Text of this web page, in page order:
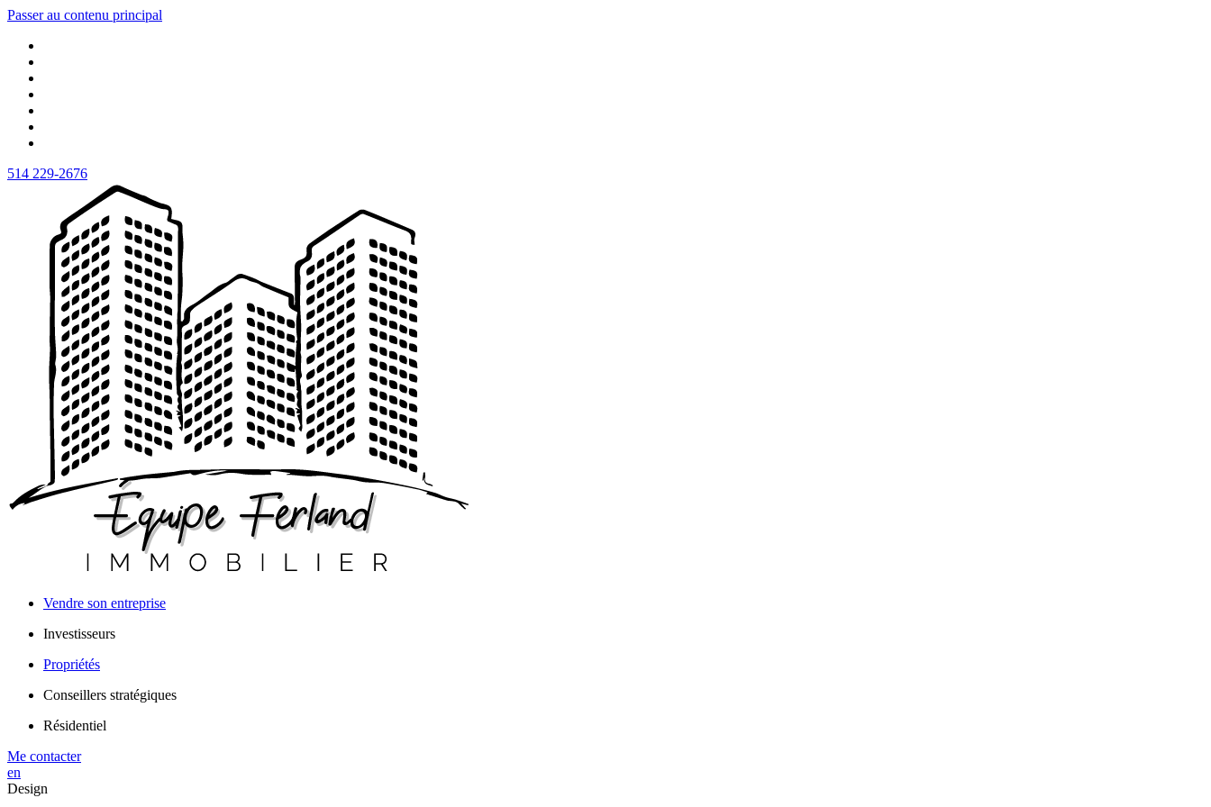
Passer au contenu principal
514 229-2676
Vendre son entreprise
Investisseurs
Propriétés
Conseillers stratégiques
Résidentiel
Me contacter
en
Design